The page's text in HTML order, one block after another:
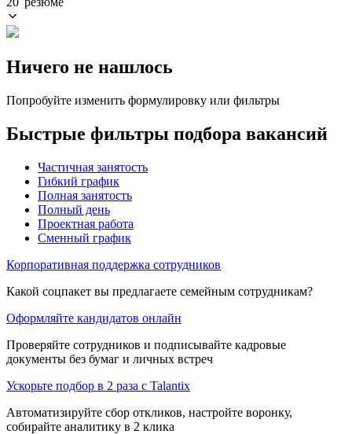
Ничего не нашлось
Попробуйте изменить формулировку или фильтры
Быстрые фильтры подбора вакансий
Частичная занятость
Гибкий график
Полная занятость
Полный день
Проектная работа
Сменный график
Корпоративная поддержка сотрудников
Какой соцпакет вы предлагаете семейным сотрудникам?
Оформляйте кандидатов онлайн
Проверяйте сотрудников и подписывайте кадровые
документы без бумаг и личных встреч
Ускорьте подбор в 2 раза с Talantix
Автоматизируйте сбор откликов, настройте воронку,
собирайте аналитику в 2 клика